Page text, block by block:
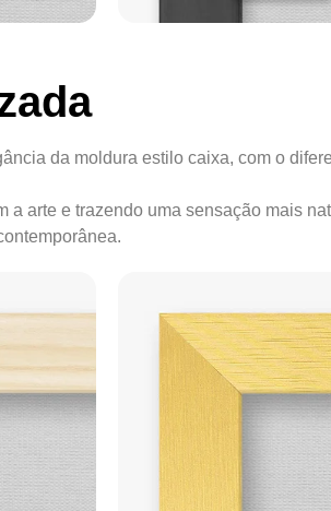
da moldura estilo caixa, com o
arte e trazendo uma sensação mais